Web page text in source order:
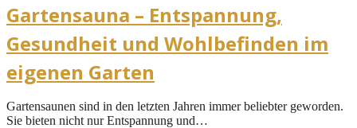
Gartensauna – Entspannung,
Gesundheit und Wohlbefinden im
eigenen Garten
Gartensaunen sind in den letzten Jahren immer beliebter geworden.
Sie bieten nicht nur Entspannung und…